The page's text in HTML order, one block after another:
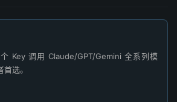
Key 调用 Claude/GPT/Gemini 全系列模
选。